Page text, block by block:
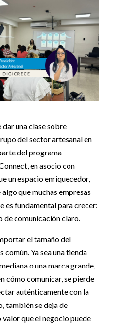
una clase sobre
del sector artesanal en
del programa
en asocio con
un espacio enriquecedor,
que muchas empresas
es fundamental para crecer:
de comunicación claro.
el tamaño del
común. Ya sea una tienda
o una marca grande,
cómo comunicar, se pierde
auténticamente con la
también se deja de
que el negocio puede